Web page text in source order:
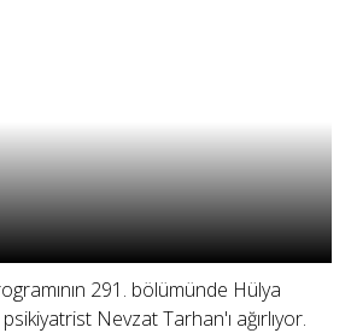
291. bölümünde Hülya
Nevzat Tarhan'ı ağırlıyor.